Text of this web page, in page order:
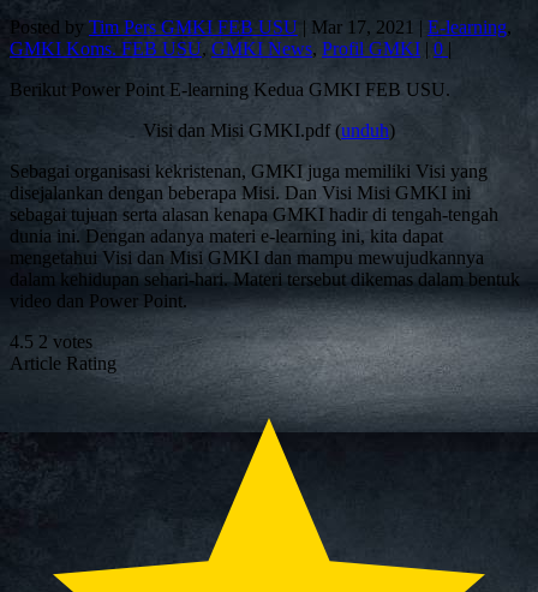
Posted by Tim Pers GMKI FEB USU | Mar 17, 2021 | E-learning,
GMKI Koms. FEB USU, GMKI News, Profil GMKI | 0 |
Berikut Power Point E-learning Kedua GMKI FEB USU.
Visi dan Misi GMKI.pdf(unduh)
Sebagai organisasi kekristenan, GMKI juga memiliki Visi yang
disejalankan dengan beberapa Misi. Dan Visi Misi GMKI ini
sebagai tujuan serta alasan kenapa GMKI hadir di tengah-tengah
dunia ini. Dengan adanya materi e-learning ini, kita dapat
mengetahui Visi dan Misi GMKI dan mampu mewujudkannya
dalam kehidupan sehari-hari. Materi tersebut dikemas dalam bentuk
video dan Power Point.
4.5 2 votes
Article Rating